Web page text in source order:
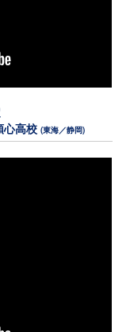
心高校(東海／静岡)